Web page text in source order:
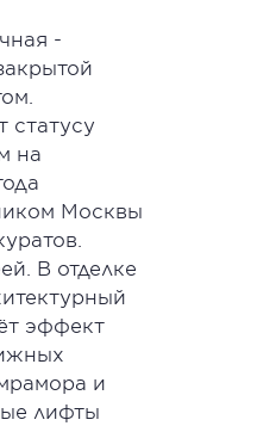
-
статусу
на
Москвы
В отделке
эффект
и
лифты